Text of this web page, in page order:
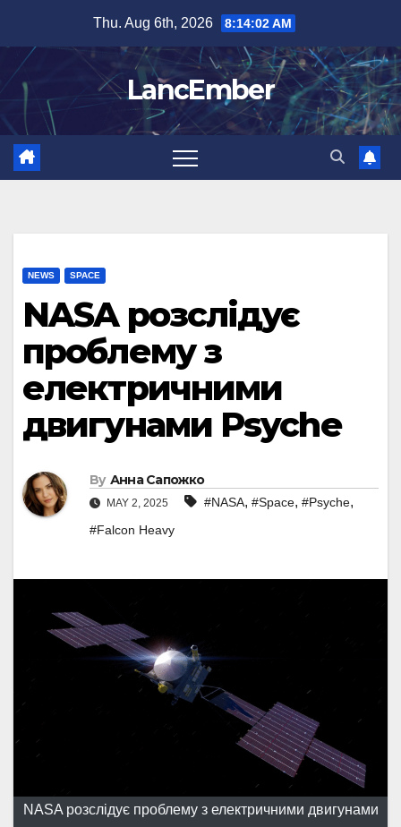
content
Thu. Aug 6th, 2026 8:14:03 AM
LancEmber
NEWS SPACE
NASA розслідує
проблему з
електричними
двигунами Psyche
By Анна Сапожко
MAY 2, 2025 #NASA, #Space, #Psyche,
#Falcon Heavy
NASA розслідує проблему з електричними двигунами